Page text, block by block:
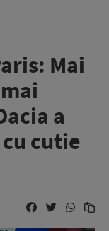
Mai
a
cutie